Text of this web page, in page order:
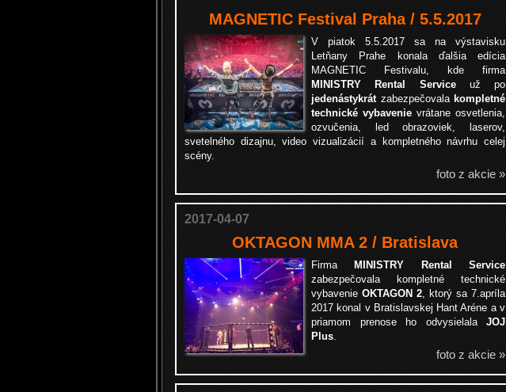
MAGNETIC Festival Praha / 5.5.2017
V piatok 5.5.2017 sa na výstavisku
Letňany Prahe konala ďalšia edícia
MAGNETIC Festivalu, kde firma
MINISTRY Rental Serviceuž po
jedenástykrátzabezpečovalakompletné
technické vybavenievrátane osvetlenia,
ozvučenia, led obrazoviek, laserov,
svetelného dizajnu, video vizualizácií a kompletného návrhu celej
scény.
foto z akcie »
2017-04-07
OKTAGON MMA 2 / Bratislava
FirmaMINISTRY Rental Service
zabezpečovala kompletné technické
vybavenieOKTAGON 2, ktorý sa 7.apríla
2017 konal v Bratislavskej Hant Aréne a v
priamom prenose ho odvysielalaJOJ
Plus.
foto z akcie »